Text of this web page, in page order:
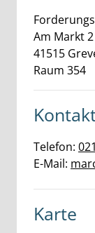
Am Markt2
41515
Raum 354
Telefon:
E-Mail:
Karte